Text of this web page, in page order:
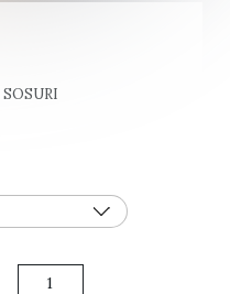
SOSURI
Cantitate